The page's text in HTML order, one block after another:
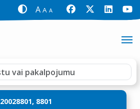
A A A
20028801, 8801